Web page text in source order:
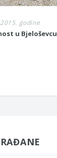
godine
u Bjeloševcu